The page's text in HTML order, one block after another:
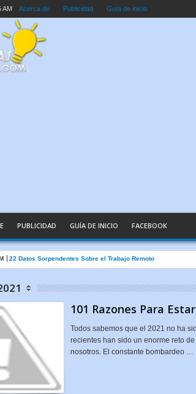
AM Acerca de Publicidad Guía de inicio
PUBLICIDAD GUÍA DE INICIO FACEBOOK
22 Datos Sorpendentes Sobre el Trabajo Remoto
101 Razones Para
Todos sabemos que el 2021 no ha
recientes han sido un enorme reto
nosotros. El constante bombardeo …